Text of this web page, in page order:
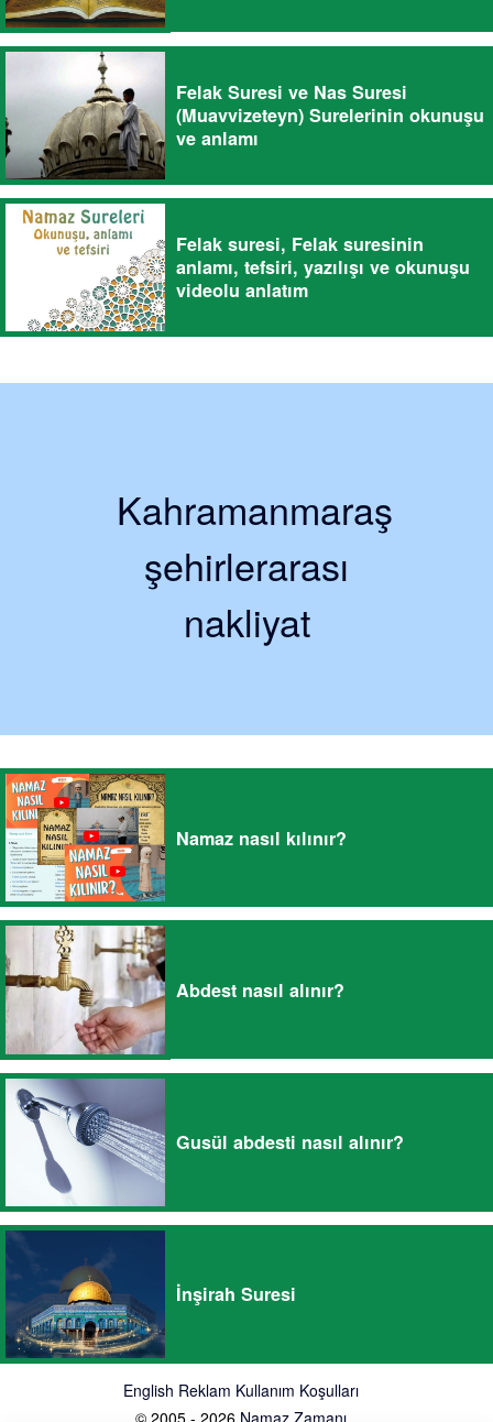
Felak Suresi ve Nas Suresi
(Muavvizeteyn) Surelerinin okunuşu
ve anlamı
Felak suresi, Felak suresinin
anlamı, tefsiri, yazılışı ve okunuşu
videolu anlatım
Kahramanmaraş
şehirlerarası
nakliyat
Namaz nasıl kılınır?
Abdest nasıl alınır?
Gusül abdesti nasıl alınır?
İnşirah Suresi
English Reklam Kullanım Koşulları